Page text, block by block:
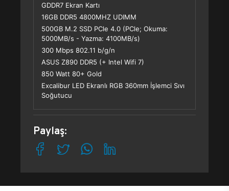
GDDR7 Ekran Kartı
16GB DDR5 4800MHZ UDIMM
500GB M.2 SSD PCle 4.0 (PCle; Okuma:
5000MB/s - Yazma: 4100MB/s)
300 Mbps 802.11 b/g/n
ASUS Z890 DDR5 (+ Intel Wifi 7)
850 Watt 80+ Gold
Excalibur LED Ekranlı RGB 360mm İşlemci Sıvı
Soğutucu
Paylaş: